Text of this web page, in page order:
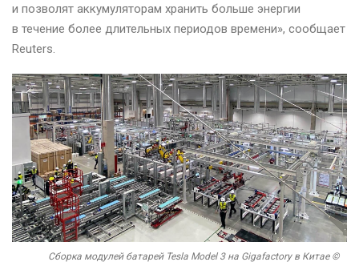
и позволят аккумуляторам хранить больше энергии
в течение более длительных периодов времени», сообщает
Reuters.
Сборка модулей батарей Tesla Model 3 на Gigafactory в Китае ©